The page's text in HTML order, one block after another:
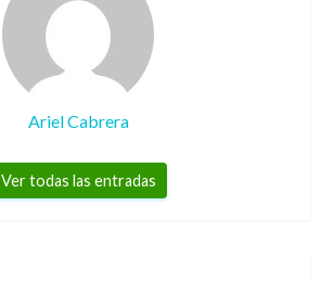
Ariel Cabrera
Ver todas las entradas